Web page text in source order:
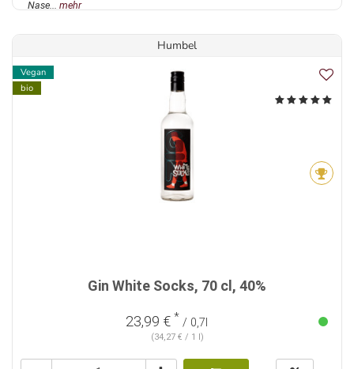
Nase... mehr
Humbel
Vegan
bio
Gin White Socks, 70 cl, 40%
23,99 € * / 0,7l
(34,27 € / 1 l)